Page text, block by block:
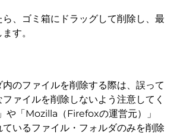
、ゴミ箱にドラッグして削除し、最
す。
のファイルを削除する際は、誤って
ァイルを削除しないよう注意してく
や「Mozilla（Firefoxの運営元）」
いるファイル・フォルダのみを削除